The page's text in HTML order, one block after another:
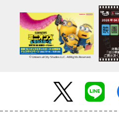
© Universal City Studios LLC. All Rights Reserved.